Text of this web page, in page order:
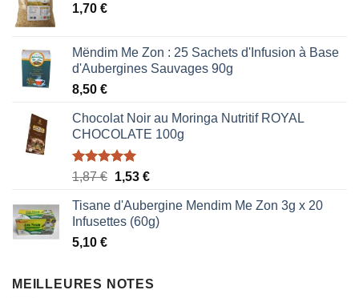
1,70 €
Mëndim Me Zon : 25 Sachets d'Infusion à Base
d'Aubergines Sauvages 90g
8,50 €
Chocolat Noir au Moringa Nutritif ROYAL
CHOCOLATE 100g
Note5.00
1,87€ Le
initial
était :
1,53 €Le
actuel
est :
Tisane d'Aubergine Mendim Me Zon 3g x 20
Infusettes (60g)
5,10 €
MEILLEURES NOTES